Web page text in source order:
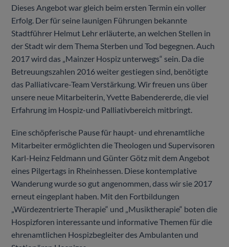
Dieses Angebot war gleich beim ersten Termin ein voller
Erfolg. Der für seine launigen Führungen bekannte
Stadtführer Helmut Lehr erläuterte, an welchen Stellen in
der Stadt wir dem Thema Sterben und Tod begegnen. Auch
2017 wird das „Mainzer Hospiz unterwegs“ sein. Da die
Betreuungszahlen 2016 weiter gestiegen sind, benötigte
das Palliativcare-Team Verstärkung. Wir freuen uns über
unsere neue Mitarbeiterin, Yvette Babendererde, die viel
Erfahrung im Hospiz-und Palliativbereich mitbringt.
Eine schöpferische Pause für haupt- und ehrenamtliche
Mitarbeiter ermöglichten die Theologen und Supervisoren
Karl-Heinz Feldmann und Günter Götz mit dem Angebot
eines Pilgertags in Rheinhessen. Diese kontemplative
Wanderung wurde so gut angenommen, dass wir sie 2017
erneut eingeplant haben. Mit den Fortbildungen
„Würdezentrierte Therapie“ und „Musiktherapie“ boten die
Hospizforen interessante und informative Themen für die
ehrenamtlichen Hospizbegleiter des Ambulanten und